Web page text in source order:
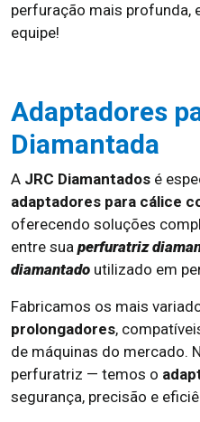
perfuração mais profunda,
equipe!
Adaptadores
Diamantada
A JRC Diamantados é
adaptadores para cálice
oferecendo soluções
entre sua perfuratriz
diamantado utilizado em
Fabricamos os mais
prolongadores,
de máquinas do mercado.
perfuratriz — temos o
segurança, precisão e